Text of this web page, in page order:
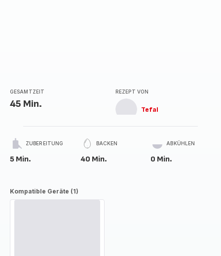
GESAMTZEIT
45 Min.
REZEPT VON
Tefal
ZUBEREITUNG
5 Min.
BACKEN
40 Min.
ABKÜHLEN
0 Min.
Kompatible Geräte (1)